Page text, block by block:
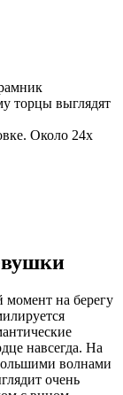
торцы выглядят
Около 24х
момент на берегу
навсегда. На
волнами
очень